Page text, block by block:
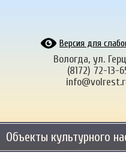
Версия для
Вологда, ул.
(8172) 72-13-
Объекты культурного